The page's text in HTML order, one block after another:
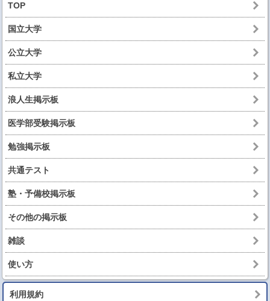
TOP
国立大学
公立大学
私立大学
浪人生掲示板
医学部受験掲示板
勉強掲示板
共通テスト
塾・予備校掲示板
その他の掲示板
雑談
使い方
利用規約